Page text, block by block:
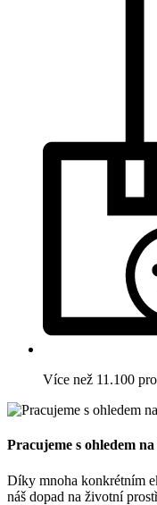
Více než 11.100
Pracujeme s ohledem
Díky mnoha konkrétním
náš dopad na životní